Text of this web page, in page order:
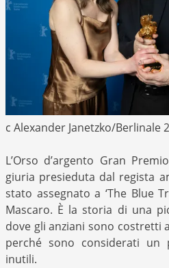
c Alexander Janetzko/Berlinale
L’Orso d’argento Gran
giuria presieduta dal regista
stato assegnato a ‘The Blue
Mascaro. È la storia di una
dove gli anziani sono costretti
perché sono considerati
inutili.